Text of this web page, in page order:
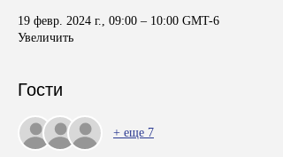
19 февр. 2024 г., 09:00 – 10:00 GMT-6
Увеличить
Гости
+ еще 7